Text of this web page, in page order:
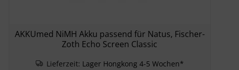
AKKUmed NiMH Akku passend für Natus, Fischer-
Zoth Echo Screen Classic
Lieferzeit: Lager Hongkong 4-5 Wochen*